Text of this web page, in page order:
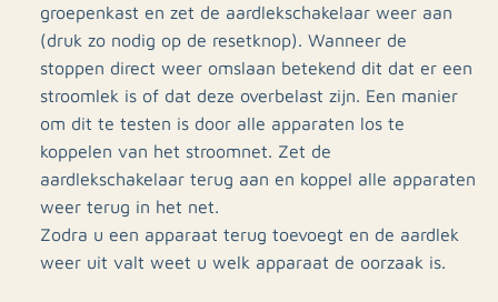
groepenkast en zet de aardlekschakelaar weer aan
(druk zo nodig op de resetknop). Wanneer de
stoppen direct weer omslaan betekend dit dat er een
stroomlek is of dat deze overbelast zijn. Een manier
om dit te testen is door alle apparaten los te
koppelen van het stroomnet. Zet de
aardlekschakelaar terug aan en koppel alle apparaten
weer terug in het net.
Zodra u een apparaat terug toevoegt en de aardlek
weer uit valt weet u welk apparaat de oorzaak is.